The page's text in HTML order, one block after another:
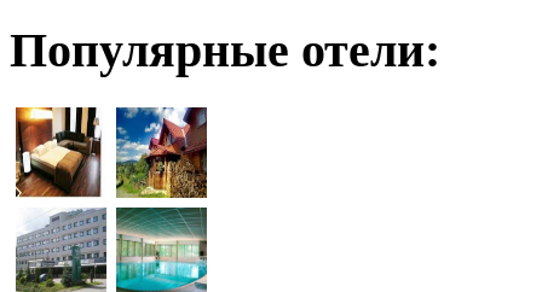
Популярные отели: